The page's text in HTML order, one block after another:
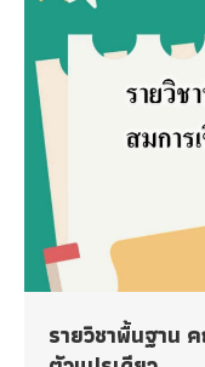
รายวิชาพื้นฐาน